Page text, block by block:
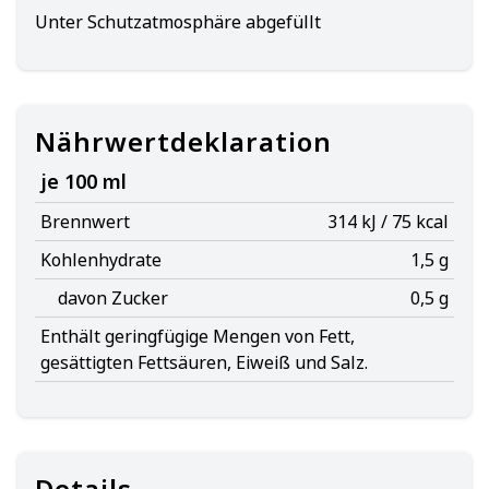
Unter Schutzatmosphäre abgefüllt
Nährwertdeklaration
je 100 ml
Brennwert
314 kJ / 75 kcal
Kohlenhydrate
1,5 g
davon Zucker
0,5 g
Enthält geringfügige Mengen von Fett,
gesättigten Fettsäuren, Eiweiß und Salz.